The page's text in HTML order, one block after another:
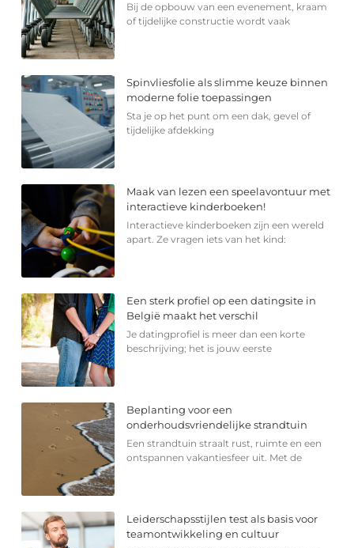
Bij de opbouw van een evenement, kraam
of tijdelijke constructie wordt vaak
Spinvliesfolie als slimme keuze binnen
moderne folie toepassingen
Sta je op het punt om een dak, gevel of
tijdelijke afdekking
Maak van lezen een speelavontuur met
interactieve kinderboeken!
Interactieve kinderboeken zijn een wereld
apart. Ze vragen iets van het kind:
Een sterk profiel op een datingsite in
België maakt het verschil
Je datingprofiel is meer dan een korte
beschrijving; het is jouw eerste
Beplanting voor een
onderhoudsvriendelijke strandtuin
Een strandtuin straalt rust, ruimte en een
ontspannen vakantiesfeer uit. Met de
Leiderschapsstijlen test als basis voor
teamontwikkeling en cultuur